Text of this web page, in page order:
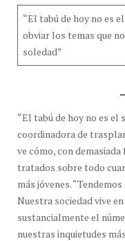
“El tabú de hoy no es
obviar los temas que
soledad”
“El tabú de hoy no es el
coordinadora de
ve cómo, con
tratados sobre todo
más jóvenes.
Nuestra sociedad vive
sustancialmente el
nuestras inquietudes